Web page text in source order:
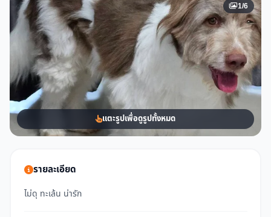
1/6
แตะรูปเพื่อดูรูปทั้งหมด
รายละเอียด
ไม่ดุ ทะเล้น น่ารัก